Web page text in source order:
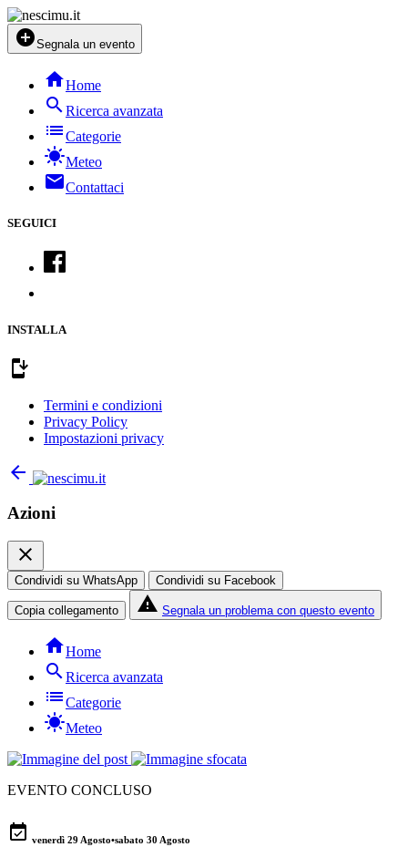
add_circleSegnala un evento
homeHome
searchRicerca avanzata
listCategorie
sunnyMeteo
mailContattaci
SEGUICI
INSTALLA
install_mobile
Termini e condizioni
Privacy Policy
Impostazioni privacy
arrow_back
Azioni
close
Condividi su WhatsApp Condividi su Facebook
Copia collegamento report_problem Segnala un problema con questo evento
homeHome
searchRicerca avanzata
listCategorie
sunnyMeteo
EVENTO CONCLUSO
event_available venerdì 29 Agosto•sabato 30 Agosto